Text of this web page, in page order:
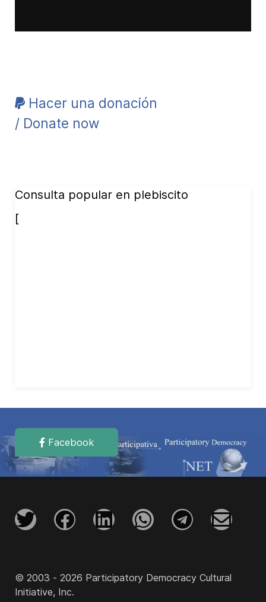
Hacer una donación
/ Donate now
Consulta popular en plebiscito
[
Facebook
© 2003 - 2026 Participatory Democracy Cultural
Initiative, Inc.